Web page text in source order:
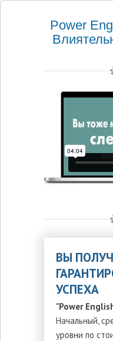
Power
ВЫ
УСПЕХА
"Power
Начальный,
уровни по